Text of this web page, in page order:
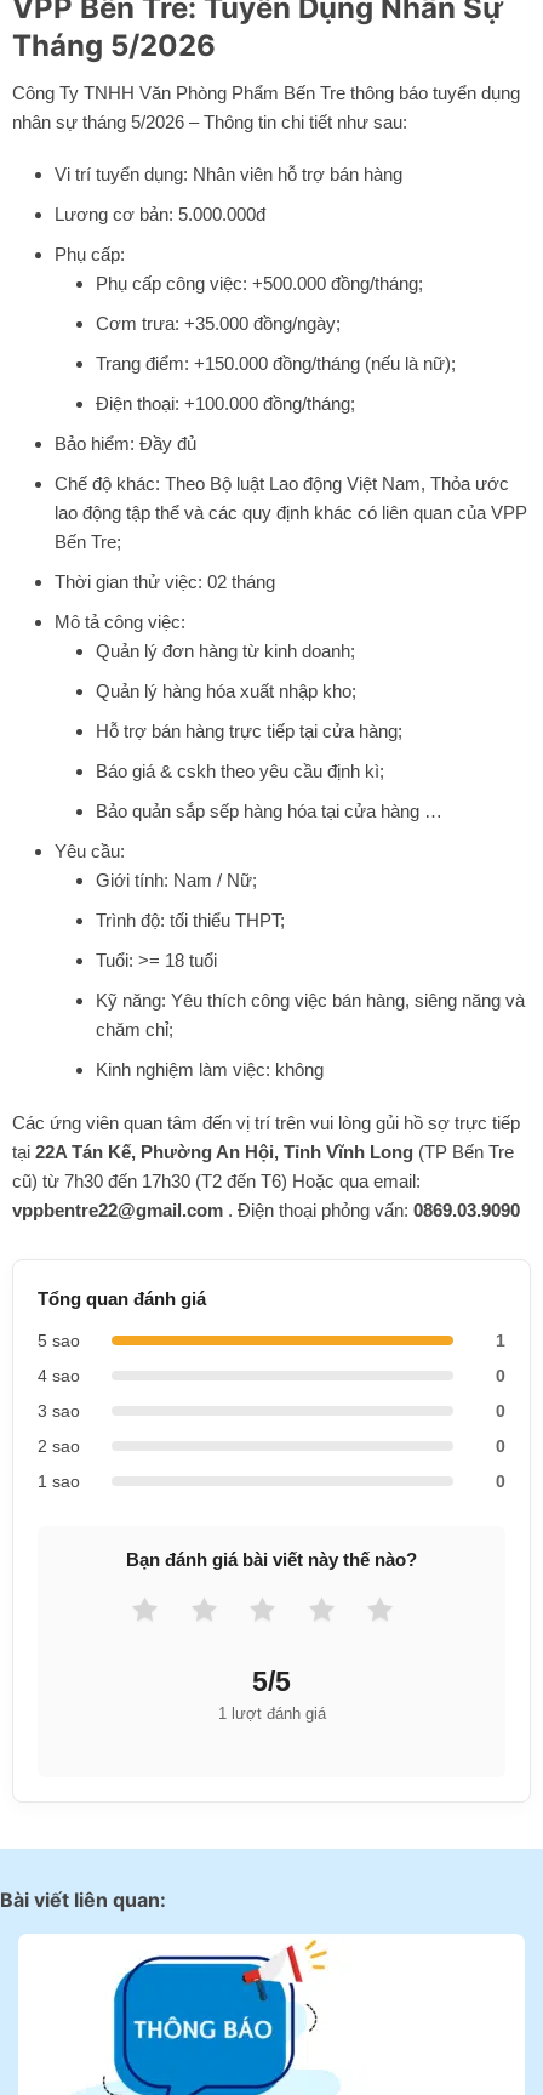
VPP Bến Tre: Tuyển Dụng Nhân Sự
Tháng 5/2026
Công Ty TNHH Văn Phòng Phẩm Bến Tre thông báo tuyển dụng
nhân sự tháng 5/2026 – Thông tin chi tiết như sau:
Vi trí tuyển dụng: Nhân viên hỗ trợ bán hàng
Lương cơ bản: 5.000.000đ
Phụ cấp:
Phụ cấp công việc: +500.000 đồng/tháng;
Cơm trưa: +35.000 đồng/ngày;
Trang điểm: +150.000 đồng/tháng (nếu là nữ);
Điện thoại: +100.000 đồng/tháng;
Bảo hiểm: Đầy đủ
Chế độ khác: Theo Bộ luật Lao động Việt Nam, Thỏa ước
lao động tập thể và các quy định khác có liên quan của VPP
Bến Tre;
Thời gian thử việc: 02 tháng
Mô tả công việc:
Quản lý đơn hàng từ kinh doanh;
Quản lý hàng hóa xuất nhập kho;
Hỗ trợ bán hàng trực tiếp tại cửa hàng;
Báo giá & cskh theo yêu cầu định kì;
Bảo quản sắp sếp hàng hóa tại cửa hàng …
Yêu cầu:
Giới tính: Nam / Nữ;
Trình độ: tối thiểu THPT;
Tuổi: >= 18 tuổi
Kỹ năng: Yêu thích công việc bán hàng, siêng năng và
chăm chỉ;
Kinh nghiệm làm việc: không
Các ứng viên quan tâm đến vị trí trên vui lòng gủi hồ sợ trực tiếp
tại 22A Tán Kế, Phường An Hội, Tỉnh Vĩnh Long (TP Bến Tre
cũ) từ 7h30 đến 17h30 (T2 đến T6) Hoặc qua email:
vppbentre22@gmail.com . Điện thoại phỏng vấn: 0869.03.9090
Tổng quan đánh giá
5 sao
1
4 sao
0
3 sao
0
2 sao
0
1 sao
0
Bạn đánh giá bài viết này thế nào?
5/5
1 lượt đánh giá
Bài viết liên quan: